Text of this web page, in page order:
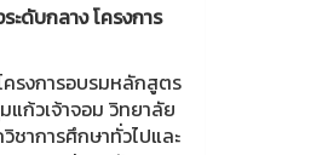
ะดับกลาง โครงการ
รงการอบรมหลักสูตร
ก้วเจ้าจอม วิทยาลัย
ชาการศึกษาทั่วไปและ